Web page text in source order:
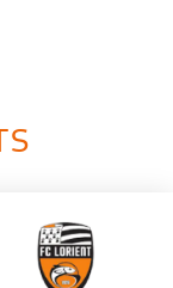
PARIS SG